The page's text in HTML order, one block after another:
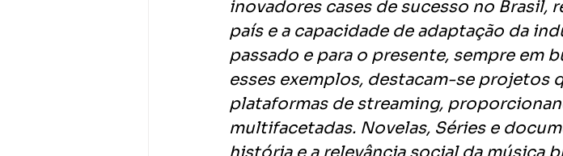
inovadores cases de sucesso no Brasil,
país e a capacidade de adaptação da
passado e para o presente, sempre em
esses exemplos, destacam-se projetos
plataformas de streaming,
multifacetadas. Novelas, Séries e